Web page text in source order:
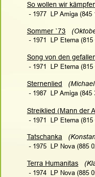
So wollen wir
- 1977  LP Amiga
Sommer `73
- 1971  LP Eterna
Song von den
- 1971  LP Eterna
Sternenlied
- 1987  LP Amiga (845
Streiklied (Mann der
- 1971  LP Eterna
Tatschanka
- 1975  LP Nova (885
Terra Humanitas
- 1974  LP Nova (885